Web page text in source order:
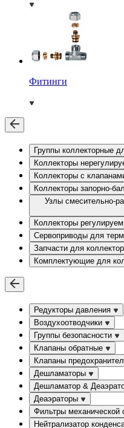
Фитинги
Группы коллекторные
Коллекторы
Коллекторы с
Коллекторы запорно-
Узлы смесительно-
Коллекторы
Сервоприводы для
Запчасти для
Комплектующие для
Редукторы давления
Воздухоотводчики
Группы безопасности
Клапаны обратные
Клапаны
Дешламаторы
Дешламатор &
Деаэраторы
Фильтры механической
Нейтрализатор